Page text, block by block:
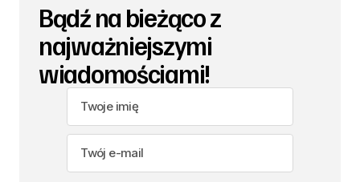
Bądź na bieżąco z
najważniejszymi
wiadomościami!